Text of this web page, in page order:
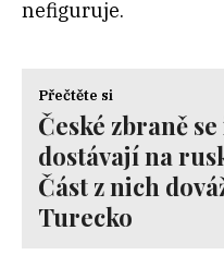
nefiguruje.
Přečtěte si
České zbraně
dostávají na
Část z nich
Turecko